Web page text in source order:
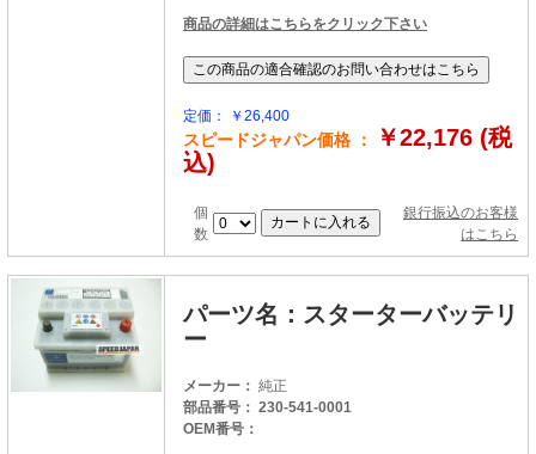
商品の詳細はこちらをクリック下さい
定価： ￥26,400
スピードジャパン価格 ：
￥22,176 (税
込)
個
数
銀行振込のお客様
はこちら
パーツ名：スターターバッテリ
ー
メーカー： 純正
部品番号： 230-541-0001
OEM番号：